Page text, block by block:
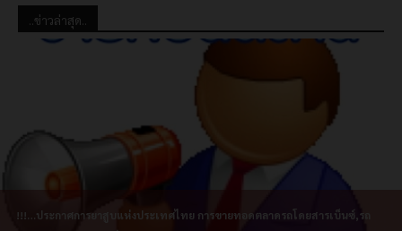
..ข่าวล่าสุด..
!!!…ประกาศการยาสูบแห่งประเทศไทย การขายทอดตลาดรถโดยสารเบ็นซ์,รถ